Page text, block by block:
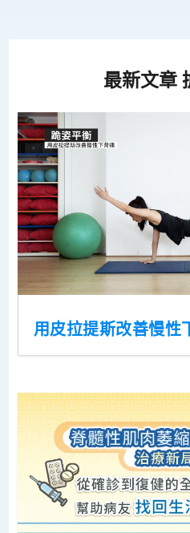
最新文章
用皮拉提斯改善慢性